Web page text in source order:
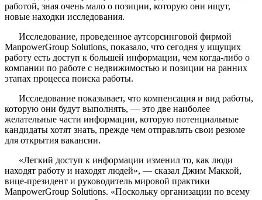
работой, зная очень мало о позиции, которую они ищут,
новые находки исследования.
Исследование, проведенное аутсорсинговой фирмой
ManpowerGroup Solutions, показало, что сегодня у ищущих
работу есть доступ к большей информации, чем когда-либо о
компании по работе с недвижимостью и позиции на ранних
этапах процесса поиска работы.
Исследование показывает, что компенсация и вид работы,
которую они будут выполнять, — это две наиболее
желательные части информации, которую потенциальные
кандидаты хотят знать, прежде чем отправлять свои резюме
для открытия вакансии.
«Легкий доступ к информации изменил то, как люди
находят работу и находят людей», — сказал Джим Маккой,
вице-президент и руководитель мировой практики
ManpowerGroup Solutions. «Поскольку организации по всему